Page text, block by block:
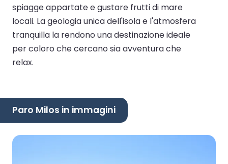
spiagge appartate e gustare frutti di mare
locali. La geologia unica dell'isola e l'atmosfera
tranquilla la rendono una destinazione ideale
per coloro che cercano sia avventura che
relax.
Paro Milos in immagini